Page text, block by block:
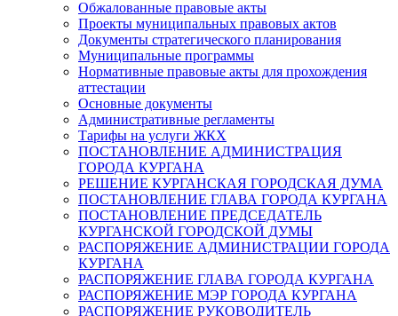
Обжалованные правовые акты
Проекты муниципальных правовых актов
Документы стратегического планирования
Муниципальные программы
Нормативные правовые акты для прохождения
аттестации
Основные документы
Административные регламенты
Тарифы на услуги ЖКХ
ПОСТАНОВЛЕНИЕ АДМИНИСТРАЦИЯ
ГОРОДА КУРГАНА
РЕШЕНИЕ КУРГАНСКАЯ ГОРОДСКАЯ ДУМА
ПОСТАНОВЛЕНИЕ ГЛАВА ГОРОДА КУРГАНА
ПОСТАНОВЛЕНИЕ ПРЕДСЕДАТЕЛЬ
КУРГАНСКОЙ ГОРОДСКОЙ ДУМЫ
РАСПОРЯЖЕНИЕ АДМИНИСТРАЦИИ ГОРОДА
КУРГАНА
РАСПОРЯЖЕНИЕ ГЛАВА ГОРОДА КУРГАНА
РАСПОРЯЖЕНИЕ МЭР ГОРОДА КУРГАНА
РАСПОРЯЖЕНИЕ РУКОВОДИТЕЛЬ